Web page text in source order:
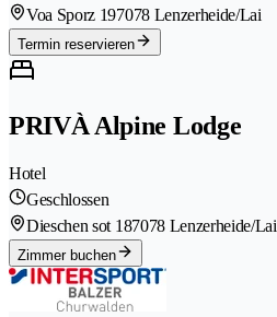
Voa Sporz 197078 Lenzerheide/Lai
Termin reservieren
PRIVÀ Alpine Lodge
Hotel
Geschlossen
Dieschen sot 187078 Lenzerheide/Lai
Zimmer buchen